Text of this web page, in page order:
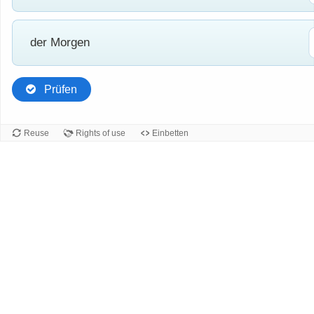
der Morgen
Prüfen
Reuse Rights of use Einbetten